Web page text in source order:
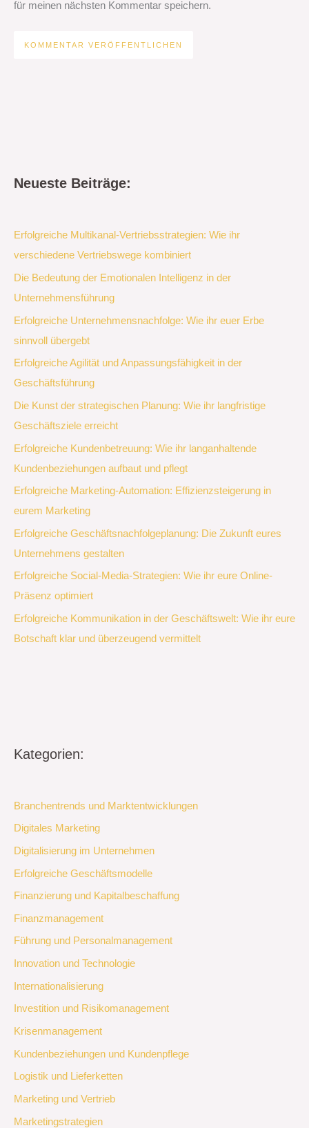
für meinen nächsten Kommentar speichern.
Neueste Beiträge:
Erfolgreiche Multikanal-Vertriebsstrategien: Wie ihr
verschiedene Vertriebswege kombiniert
Die Bedeutung der Emotionalen Intelligenz in der
Unternehmensführung
Erfolgreiche Unternehmensnachfolge: Wie ihr euer Erbe
sinnvoll übergebt
Erfolgreiche Agilität und Anpassungsfähigkeit in der
Geschäftsführung
Die Kunst der strategischen Planung: Wie ihr langfristige
Geschäftsziele erreicht
Erfolgreiche Kundenbetreuung: Wie ihr langanhaltende
Kundenbeziehungen aufbaut und pflegt
Erfolgreiche Marketing-Automation: Effizienzsteigerung in
eurem Marketing
Erfolgreiche Geschäftsnachfolgeplanung: Die Zukunft eures
Unternehmens gestalten
Erfolgreiche Social-Media-Strategien: Wie ihr eure Online-
Präsenz optimiert
Erfolgreiche Kommunikation in der Geschäftswelt: Wie ihr eure
Botschaft klar und überzeugend vermittelt
Kategorien:
Branchentrends und Marktentwicklungen
Digitales Marketing
Digitalisierung im Unternehmen
Erfolgreiche Geschäftsmodelle
Finanzierung und Kapitalbeschaffung
Finanzmanagement
Führung und Personalmanagement
Innovation und Technologie
Internationalisierung
Investition und Risikomanagement
Krisenmanagement
Kundenbeziehungen und Kundenpflege
Logistik und Lieferketten
Marketing und Vertrieb
Marketingstrategien